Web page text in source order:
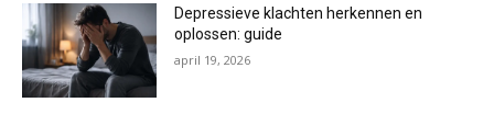
Depressieve klachten herkennen en
oplossen: guide
april 19, 2026